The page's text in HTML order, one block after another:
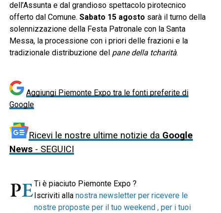
dell’Assunta e dal grandioso spettacolo pirotecnico
offerto dal Comune. Sabato 15 agosto sarà il turno della
solennizzazione della Festa Patronale con la Santa
Messa, la processione con i priori delle frazioni e la
tradizionale distribuzione del pane della tcharità.
Aggiungi Piemonte Expo tra le fonti preferite di
Google
Ricevi le nostre ultime notizie da Google
News- SEGUICI
Ti è piaciuto Piemonte Expo ?
Iscriviti alla nostra newsletter per ricevere le
nostre proposte per il tuo weekend , per i tuoi